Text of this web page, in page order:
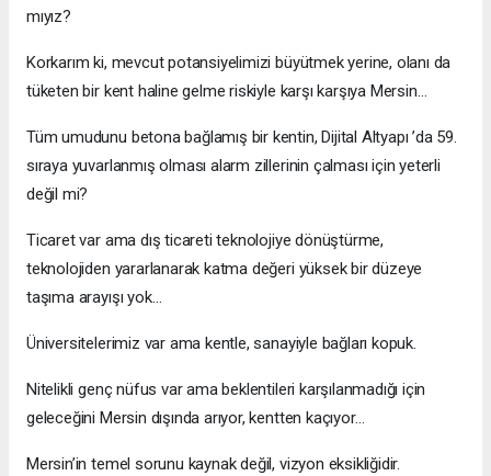
mıyız?
Korkarım ki, mevcut potansiyelimizi büyütmek yerine, olanı da
tüketen bir kent haline gelme riskiyle karşı karşıya Mersin…
Tüm umudunu betona bağlamış bir kentin, Dijital Altyapı ’da 59.
sıraya yuvarlanmış olması alarm zillerinin çalması için yeterli
değil mi?
Ticaret var ama dış ticareti teknolojiye dönüştürme,
teknolojiden yararlanarak katma değeri yüksek bir düzeye
taşıma arayışı yok…
Üniversitelerimiz var ama kentle, sanayiyle bağları kopuk.
Nitelikli genç nüfus var ama beklentileri karşılanmadığı için
geleceğini Mersin dışında arıyor, kentten kaçıyor…
Mersin’in temel sorunu kaynak değil, vizyon eksikliğidir.